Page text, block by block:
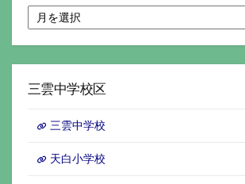
別
ア
イ
三雲中学校区
三雲中学校
天白小学校